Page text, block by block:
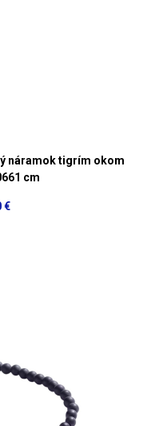
náramok tigrím okom
cm
€